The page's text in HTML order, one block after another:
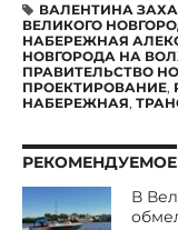
ВАЛЕНТИНА
ВЕЛИКОГО
НАБЕРЕЖНАЯ
НОВГОРОДА НА
ПРАВИТЕЛЬСТВО
ПРОЕКТИРОВАНИЕ,
НАБЕРЕЖНАЯ,
РЕКОМЕНДУЕМОЕ
В